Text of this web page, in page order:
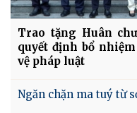
Trao tặng Huân
quyết định bổ
vệ pháp luật
Ngăn chặn ma tuý từ